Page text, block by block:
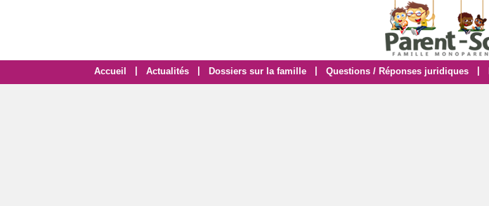
Accueil Actualités Dossiers sur la famille Questions / Réponses juridiques